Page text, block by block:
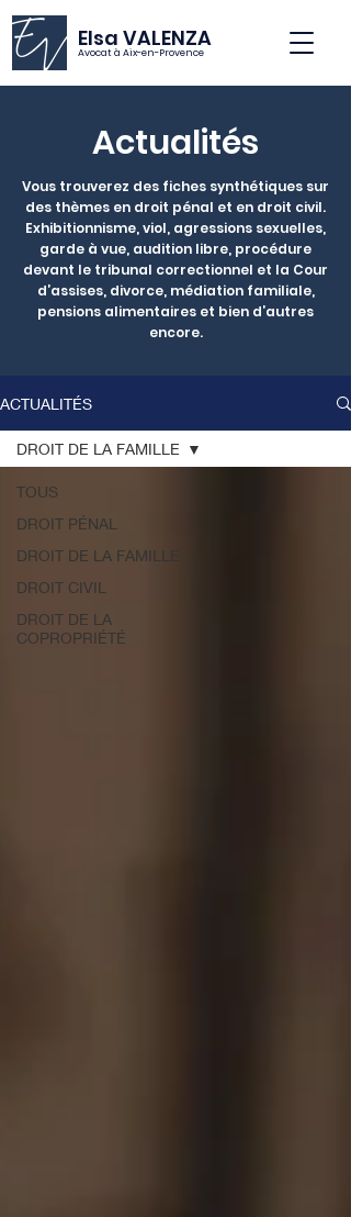
Elsa VALENZA
Avocat à Aix-en-Provence
Actualités
Vous trouverez des fiches synthétiques sur
des thèmes en droit pénal et en droit civil.
Exhibitionnisme, viol, agressions sexuelles,
garde à vue, audition libre, procédure
devant le tribunal correctionnel et la Cour
d’assises, divorce, médiation familiale,
pensions alimentaires et bien d’autres
encore.
ACTUALITÉS
TOUS
DROIT PÉNAL
DROIT DE LA FAMILLE
DROIT CIVIL
DROIT DE LA
COPROPRIÉTÉ
DROIT DE LA FAMILLE